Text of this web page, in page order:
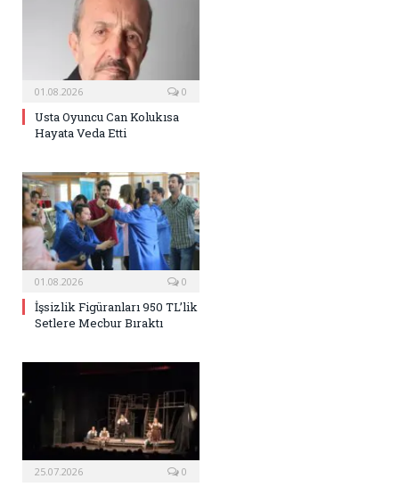
01.08.2026 0
Usta Oyuncu Can Kolukısa
Hayata Veda Etti
01.08.2026 0
İşsizlik Figüranları 950 TL’lik
Setlere Mecbur Bıraktı
25.07.2026 0